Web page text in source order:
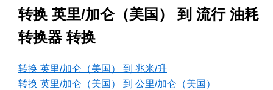
转换 英里/加仑（美国） 到 流行 油耗
转换器 转换
转换 英里/加仑（美国） 到 兆米/升
转换 英里/加仑（美国） 到 公里/加仑（美国）